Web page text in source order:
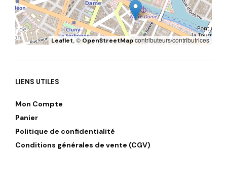
Leaflet, ©OpenStreetMapcontributeurs/contributrices
LIENS UTILES
Mon Compte
Panier
Politique de confidentialité
Conditions générales de vente (CGV)